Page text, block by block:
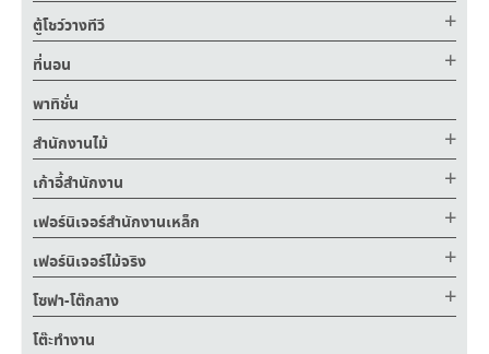
ตู้โชว์วางทีวี
ที่นอน
พาทิชั่น
สำนักงานไม้
เก้าอี้สำนักงาน
เฟอร์นิเจอร์สำนักงานเหล็ก
เฟอร์นิเจอร์ไม้จริง
โซฟา-โต๊กลาง
โต๊ะทำงาน